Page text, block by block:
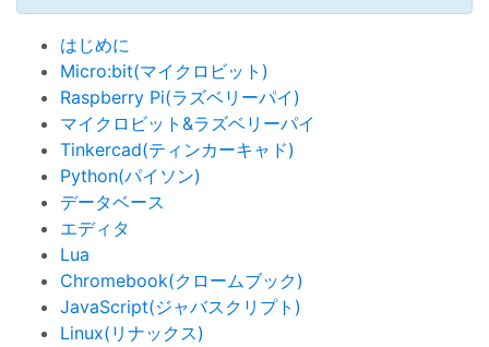
はじめに
Micro:bit(マイクロビット)
Raspberry Pi(ラズベリーパイ)
マイクロビット&ラズベリーパイ
Tinkercad(ティンカーキャド)
Python(パイソン)
データベース
エディタ
Lua
Chromebook(クロームブック)
JavaScript(ジャバスクリプト)
Linux(リナックス)